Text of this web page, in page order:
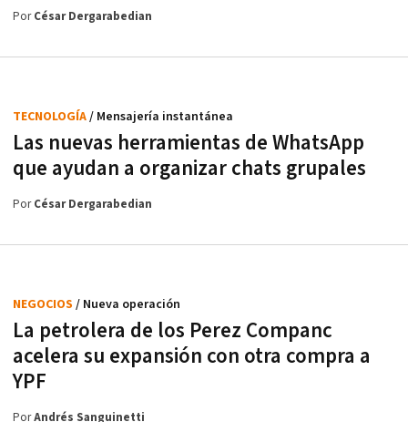
PorCésar Dergarabedian
Las nuevas herramientas de WhatsApp
que ayudan a organizar chats grupales
TECNOLOGÍA/ Mensajería instantánea
PorCésar Dergarabedian
La petrolera de los Perez Companc
acelera su expansión con otra compra a
YPF
NEGOCIOS / Nueva operación
PorAndrés Sanguinetti